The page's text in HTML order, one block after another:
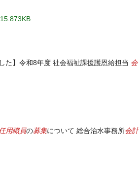
た】令和8年度 社会福祉課援護恩給担当 会
用職員の募集について 総合治水事務所会計